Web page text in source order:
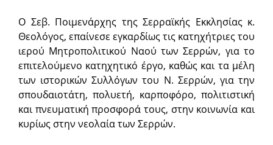
Ο Σεβ. Ποιμενάρχης της Σερραϊκής Εκκλησίας κ.
Θεολόγος, επαίνεσε εγκαρδίως τις κατηχήτριες του
ιερού Μητροπολιτικού Ναού των Σερρών, για το
επιτελούμενο κατηχητικό έργο, καθώς και τα μέλη
των ιστορικών Συλλόγων του Ν. Σερρών, για την
σπουδαιοτάτη, πολυετή, καρποφόρο, πολιτιστική
και πνευματική προσφορά τους, στην κοινωνία και
κυρίως στην νεολαία των Σερρών.